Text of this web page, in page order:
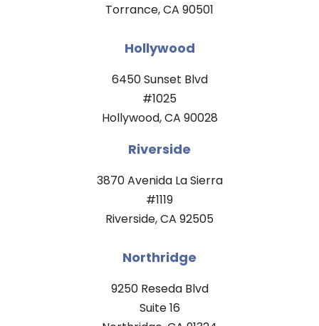
Torrance, CA 90501
Hollywood
6450 Sunset Blvd
#1025
Hollywood, CA 90028
Riverside
3870 Avenida La Sierra
#1119
Riverside, CA 92505
Northridge
9250 Reseda Blvd
Suite 16